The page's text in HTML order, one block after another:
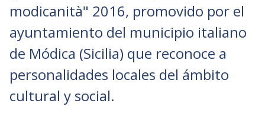
modicanità" 2016, promovido por el
ayuntamiento del municipio italiano
de Módica (Sicilia) que reconoce a
personalidades locales del ámbito
cultural y social.